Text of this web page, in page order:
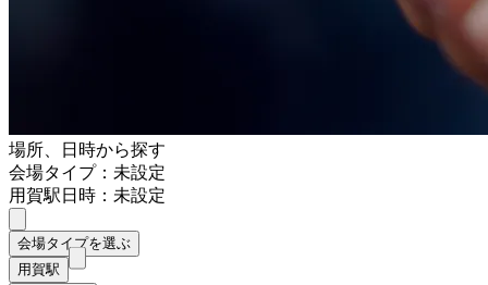
場所、日時から探す
会場タイプ：未設定
用賀駅日時：未設定
会場タイプを選ぶ
用賀駅